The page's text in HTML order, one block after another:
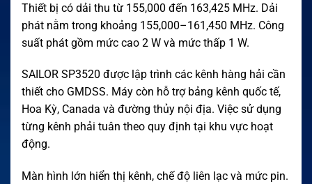
Thiết bị có dải thu từ 155,000 đến 163,425 MHz. Dải
phát nằm trong khoảng 155,000–161,450 MHz. Công
suất phát gồm mức cao 2 W và mức thấp 1 W.
SAILOR SP3520 được lập trình các kênh hàng hải cần
thiết cho GMDSS. Máy còn hỗ trợ bảng kênh quốc tế,
Hoa Kỳ, Canada và đường thủy nội địa. Việc sử dụng
từng kênh phải tuân theo quy định tại khu vực hoạt
động.
Màn hình lớn hiển thị kênh, chế độ liên lạc và mức pin.